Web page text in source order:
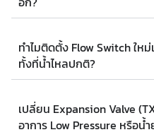
ทำไมติดตั้ง Flow Switch ให
ทั้งที่น้ำไหลปกติ?
เปลี่ยน Expansion Valve
อาการ Low Pressure หรือน้